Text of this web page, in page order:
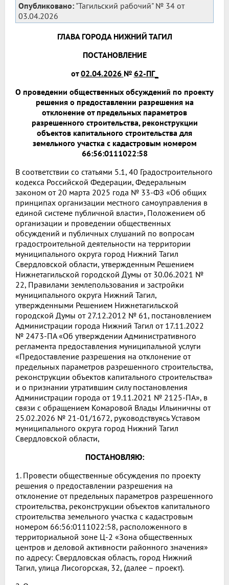
Опубликовано: "Тагильский рабочий" № 34 от
03.04.2026
ГЛАВА ГОРОДА НИЖНИЙ ТАГИЛ
ПОСТАНОВЛЕНИЕ
от02.04.2026 № 62-ПГ_
О проведении общественных обсуждений по проекту
решения о предоставлении разрешения на
отклонение от предельных параметров
разрешенного строительства, реконструкции
объектов капитального строительства для
земельного участка с кадастровым номером
66:56:0111022:58
В соответствии со статьями 5.1, 40 Градостроительного
кодекса Российской Федерации, Федеральным
законом от 20 марта 2025 года № 33-ФЗ «Об общих
принципах организации местного самоуправления в
единой системе публичной власти», Положением об
организации и проведении общественных
обсуждений и публичных слушаний по вопросам
градостроительной деятельности на территории
муниципального округа город Нижний Тагил
Свердловской области, утвержденным Решением
Нижнетагильской городской Думы от 30.06.2021 №
22, Правилами землепользования и застройки
муниципального округа Нижний Тагил,
утвержденными Решением Нижнетагильской
городской Думы от 27.12.2012 № 61, постановлением
Администрации города Нижний Тагил от 17.11.2022
№ 2473-ПА «Об утверждении Административного
регламента предоставления муниципальной услуги
«Предоставление разрешения на отклонение от
предельных параметров разрешенного строительства,
реконструкции объектов капитального строительства»
и о признании утратившим силу постановления
Администрации города от 19.11.2021 № 2125-ПА», в
связи с обращением Комаровой Влады Ильиничны от
25.02.2026 № 21-01/1672, руководствуясь Уставом
муниципального округа город Нижний Тагил
Свердловской области,
ПОСТАНОВЛЯЮ:
1. Провести общественные обсуждения по проекту
решения о предоставлении разрешения на
отклонение от предельных параметров разрешенного
строительства, реконструкции объектов капитального
строительства земельного участка с кадастровым
номером 66:56:0111022:58, расположенного в
территориальной зоне Ц-2 «Зона общественных
центров и деловой активности районного значения»
по адресу: Свердловская область, город Нижний
Тагил, улица Лисогорская, 32, (далее – проект).